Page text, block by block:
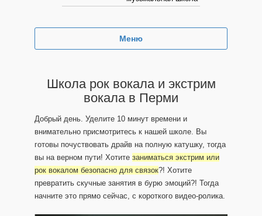
Меню
Школа рок вокала и экстрим
вокала в Перми
Добрый день. Уделите 10 минут времени и
внимательно присмотритесь к нашей школе. Вы
готовы почуствовать драйв на полную катушку, тогда
вы на верном пути! Хотите заниматься экстрим или
рок вокалом безопасно для связок?! Хотите
превратить скучные занятия в бурю эмоций?! Тогда
начните это прямо сейчас, с короткого видео-ролика.